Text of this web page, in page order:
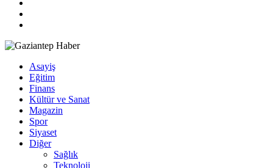
Asayiş
Eğitim
Finans
Kültür ve Sanat
Magazin
Spor
Siyaset
Diğer
Sağlık
Teknoloji